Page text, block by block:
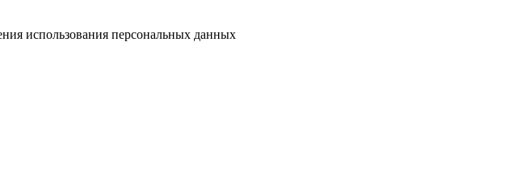
использования персональных данных